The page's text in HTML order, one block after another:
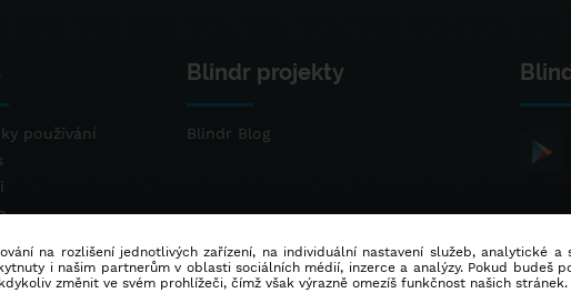
používání
Blindr projekty
Blindr Blog
na rozlišení jednotlivých zařízení, na individuální nastavení služeb, analytické
i našim partnerům v oblasti sociálních médií, inzerce a analýzy. Pokud budeš
změnit ve svém prohlížeči, čímž však výrazně omezíš funkčnost našich stránek.